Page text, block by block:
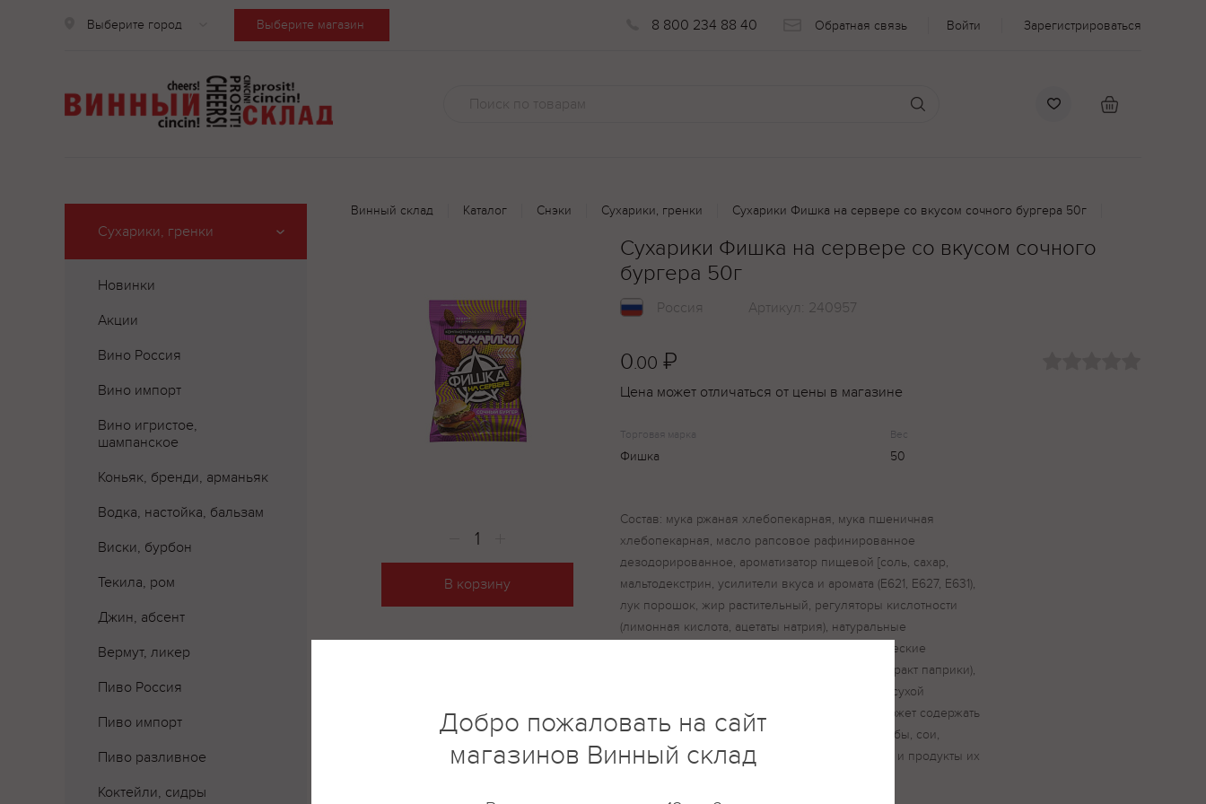
Выберите город Выберите магазин 8 800 234 88 40 Обратная связь Войти Зарегистрироваться
Сухарики, гренки
Новинки
Акции
Вино Россия
Вино импорт
Вино игристое,
шампанское
Коньяк, бренди, арманьяк
Водка, настойка, бальзам
Виски, бурбон
Текила, ром
Джин, абсент
Вермут, ликер
Пиво Россия
Пиво импорт
Пиво разливное
Коктейли, сидры
Винный склад Каталог Снэки Сухарики, гренки Сухарики Фишка на сервере со вкусом сочного бургера 50г
В корзину
Сухарики Фишка на сервере со вкусом сочного
бургера 50г
Россия Артикул: 240957
0.00 ₽
Цена может отличаться от цены в магазине
Торговая марка
Фишка
Вес
50
Состав: мука ржаная хлебопекарная, мука пшеничная
хлебопекарная, масло рапсовое рафинированное
дезодорированное, ароматизатор пищевой [соль, сахар,
мальтодекстрин, усилители вкуса и аромата (Е621, Е627, Е631),
лук порошок, жир растительный, регуляторы кислотности
(лимонная кислота, ацетаты натрия), натуральные
вкусоароматические вещества, вкусоароматические
вещества, дрожжевой экстракт, краситель (экстракт паприки),
агент антислеживающий (Е551)], солод ржаной сухой
ферментированный молотый, соль. Продукт может содержать
незначительное количество ракообразных, рыбы, сои,
молока (включая лактозу), сельдерея, горчицы и продукты их
Добро пожаловать на сайт
магазинов Винный склад